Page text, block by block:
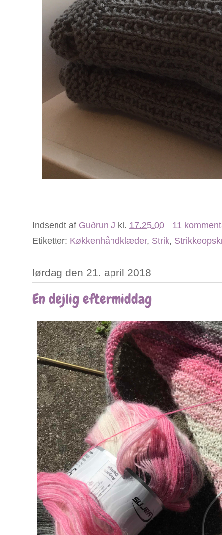
Indsendt af Guðrun J kl. 17.25.00
11
Etiketter: Køkkenhåndklæder, Strik,
lørdag den 21. april 2018
En dejlig eftermiddag